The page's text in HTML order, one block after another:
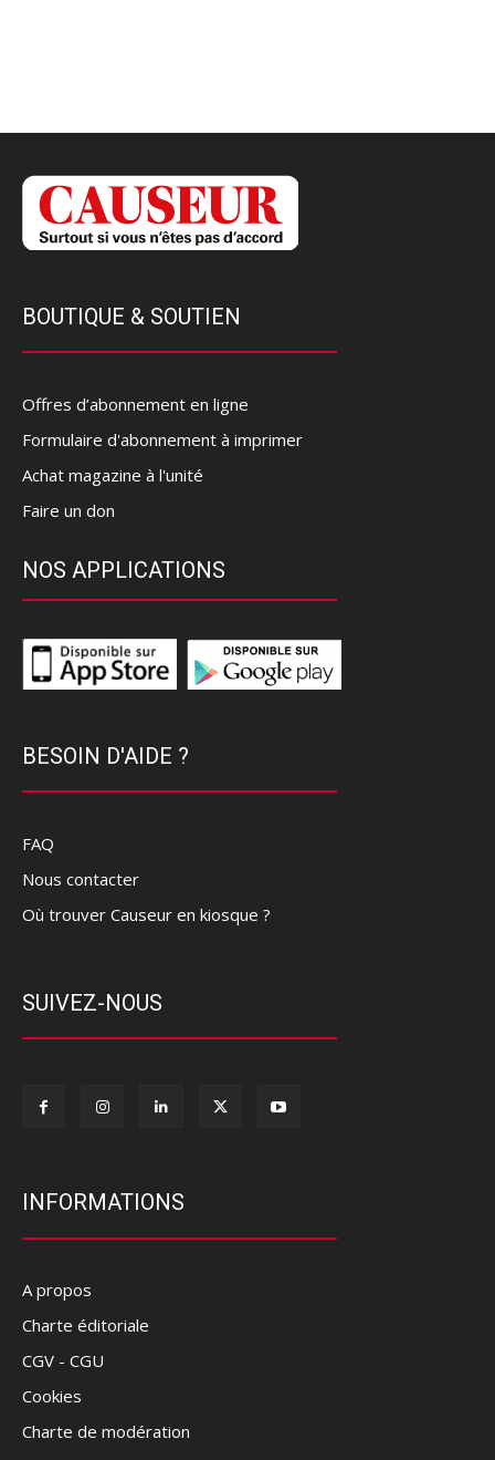
BOUTIQUE & SOUTIEN
Offres d’abonnement en ligne
Formulaire d'abonnement à imprimer
Achat magazine à l'unité
Faire un don
NOS APPLICATIONS
BESOIN D'AIDE ?
FAQ
Nous contacter
Où trouver Causeur en kiosque ?
SUIVEZ-NOUS
INFORMATIONS
A propos
Charte éditoriale
CGV - CGU
Cookies
Charte de modération